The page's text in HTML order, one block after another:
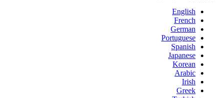
English
French
German
Portuguese
Spanish
Japanese
Korean
Arabic
Irish
Greek